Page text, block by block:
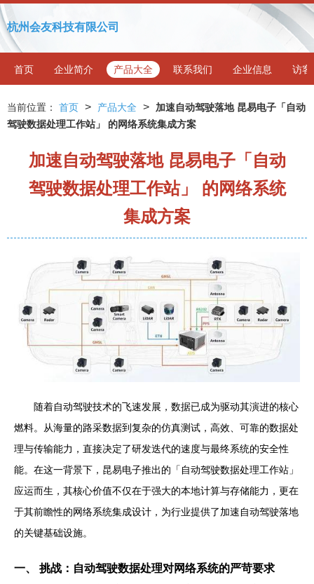
杭州会友科技有限公司
首页 企业简介 产品大全 联系我们 企业信息 访客
当前位置： 首页 > 产品大全 >
加速自动驾驶落地 昆易电子「自动
驾驶数据处理工作站」 的网络系统集成方案
加速自动驾驶落地 昆易电子「自动
驾驶数据处理工作站」 的网络系统
集成方案
随着自动驾驶技术的飞速发展，数据已成为驱动其演进的核心
燃料。从海量的路采数据到复杂的仿真测试，高效、可靠的数据处
理与传输能力，直接决定了研发迭代的速度与最终系统的安全性
能。在这一背景下，昆易电子推出的「自动驾驶数据处理工作站」
应运而生，其核心价值不仅在于强大的本地计算与存储能力，更在
于其前瞻性的网络系统集成设计，为行业提供了加速自动驾驶落地
的关键基础设施。
一、 挑战：自动驾驶数据处理对网络系统的严苛要求